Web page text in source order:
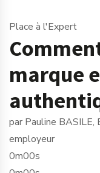
Place à l'Expert
marque
par Pauline BASILE,
employeur
0m00s